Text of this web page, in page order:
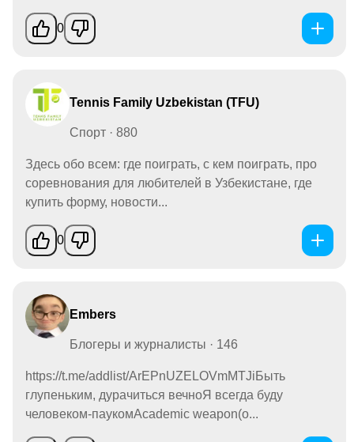
0
Tennis Family Uzbekistan (TFU)
Спорт · 880
Здесь обо всем: где поиграть, с кем поиграть, про
соревнования для любителей в Узбекистане, где
купить форму, новости...
0
Embers
Блогеры и журналисты · 146
https://t.me/addlist/ArEPnUZELOVmMTJiБыть
глупеньким, дурачиться вечноЯ всегда буду
человеком-паукомAcademic weapon(o...